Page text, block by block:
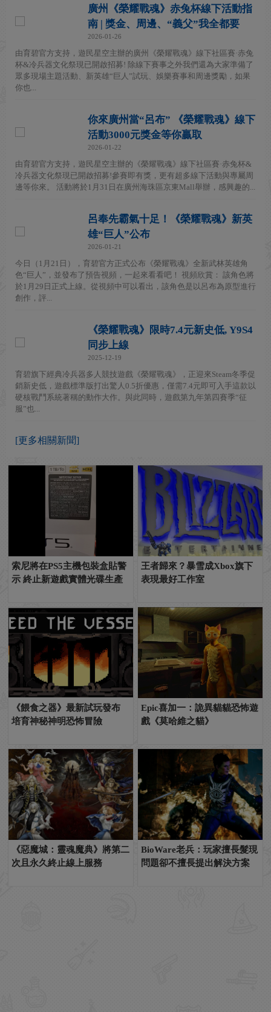
廣州《榮耀戰魂》赤兔杯線下活動指
南 | 獎金、周邊、“義父”我全都要
2026-01-26
由育碧官方支持，遊民星空主辦的廣州《榮耀戰魂》線下社區賽·赤兔
杯&冷兵器文化祭現已開啟招募! 除線下賽事之外我們還為大家準備了
眾多現場主題活動、新英雄“巨人”試玩、娛樂賽事和周邊獎勵，如果
你也...
你來廣州當“呂布” 《榮耀戰魂》線下
活動3000元獎金等你贏取
2026-01-22
由育碧官方支持，遊民星空主辦的《榮耀戰魂》線下社區賽·赤兔杯&
冷兵器文化祭現已開啟招募!參賽即有獎，更有超多線下活動與專屬周
邊等你來。 活動將於1月31日在廣州海珠區京東Mall舉辦，感興趣的...
呂奉先霸氣十足！《榮耀戰魂》新英
雄“巨人”公布
2026-01-21
今日（1月21日），育碧官方正式公布《榮耀戰魂》全新武林英雄角
色“巨人”，並發布了預告視頻，一起來看看吧！ 視頻欣賞： 該角色將
於1月29日正式上線。從視頻中可以看出，該角色是以呂布為原型進行
創作，評...
《榮耀戰魂》限時7.4元新史低, Y9S4
同步上線
2025-12-19
育碧旗下經典冷兵器多人競技遊戲《榮耀戰魂》，正迎來Steam冬季促
銷新史低，遊戲標準版打出驚人0.5折優惠，僅需7.4元即可入手這款以
硬核戰鬥系統著稱的動作大作。與此同時，遊戲第九年第四賽季“征
服”也...
[更多相關新聞]
索尼將在PS5主機包裝盒貼警
示 終止新遊戲實體光碟生產
王者歸來？暴雪成Xbox旗下
表現最好工作室
《餵食之器》最新試玩發布
培育神秘神明恐怖冒險
Epic喜加一：詭異貓貓恐怖遊
戲《莫哈維之貓》
《惡魔城：靈魂魔典》將第二
次且永久終止線上服務
BioWare老兵：玩家擅長髮現
問題卻不擅長提出解決方案